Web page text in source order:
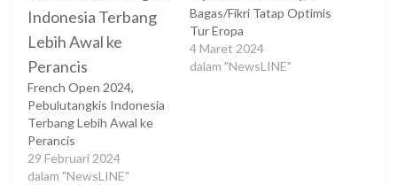
French Open 2024,
Pebulutangkis Indonesia
Terbang Lebih Awal ke
Perancis
29 Februari 2024
dalam "NewsLINE"
Bagas/Fikri Tatap Optimis
Tur Eropa
4 Maret 2024
dalam "NewsLINE"